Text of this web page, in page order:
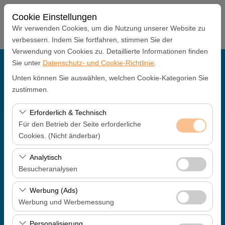
Cookie Einstellungen
Wir verwenden Cookies, um die Nutzung unserer Website zu
verbessern. Indem Sie fortfahren, stimmen Sie der
Verwendung von Cookies zu. Detaillierte Informationen finden
Sie unter Datenschutz- und Cookie-Richtlinie
Unten können Sie auswählen, welchen Cookie-Kategorien Sie
zustimmen.
Erforderlich & Technisch
Für den Betrieb der Seite erforderliche
Cookies. (Nicht änderbar)
Diese Cookies sind für das ordnungsgemäße
Funktionieren der Website, die Sicherheit, die
Sitzungsverwaltung und grundlegende Funktionen
erforderlich. Sie können nicht deaktiviert werden.
Analytisch
Besucheranalysen
Diese Cookies ermöglichen es uns, zu analysieren, wie
unsere Website genutzt wird (Besucherzahl,
meistbesuchte Seiten, Nutzerverhalten). Diese Daten
werden verwendet, um die Leistung der Website zu
Werbung (Ads)
Werbung und Werbemessung
Diese Cookies ermöglichen es uns, Ihnen auf Ihre
Abholstation
Eine andere Rückgabestation auswählen
Abholdatum & Zeit
Rückgabedatum & Zeit